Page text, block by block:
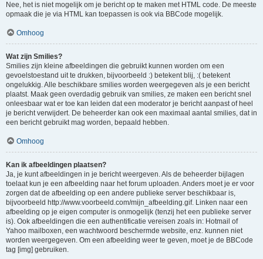
Nee, het is niet mogelijk om je bericht op te maken met HTML code. De meeste
opmaak die je via HTML kan toepassen is ook via BBCode mogelijk.
Omhoog
Wat zijn Smilies?
Smilies zijn kleine afbeeldingen die gebruikt kunnen worden om een
gevoelstoestand uit te drukken, bijvoorbeeld :) betekent blij, :( betekent
ongelukkig. Alle beschikbare smilies worden weergegeven als je een bericht
plaatst. Maak geen overdadig gebruik van smilies, ze maken een bericht snel
onleesbaar wat er toe kan leiden dat een moderator je bericht aanpast of heel
je bericht verwijdert. De beheerder kan ook een maximaal aantal smilies, dat in
een bericht gebruikt mag worden, bepaald hebben.
Omhoog
Kan ik afbeeldingen plaatsen?
Ja, je kunt afbeeldingen in je bericht weergeven. Als de beheerder bijlagen
toelaat kun je een afbeelding naar het forum uploaden. Anders moet je er voor
zorgen dat de afbeelding op een andere publieke server beschikbaar is,
bijvoorbeeld http://www.voorbeeld.com/mijn_afbeelding.gif. Linken naar een
afbeelding op je eigen computer is onmogelijk (tenzij het een publieke server
is). Ook afbeeldingen die een authentificatie vereisen zoals in: Hotmail of
Yahoo mailboxen, een wachtwoord beschermde website, enz. kunnen niet
worden weergegeven. Om een afbeelding weer te geven, moet je de BBCode
tag [img] gebruiken.